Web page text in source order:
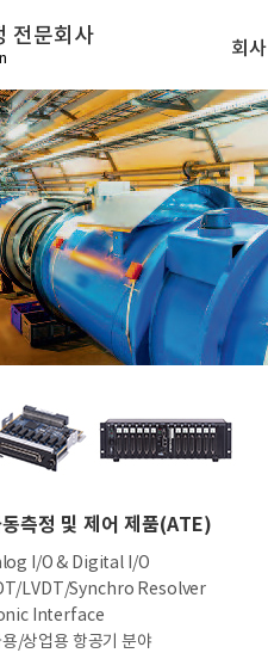
전문회사 회사
측정 및 제어 제품(ATE)
I/O & Digital I/O
LVDT/Synchro Resolver
Interface
/상업용 항공기 분야